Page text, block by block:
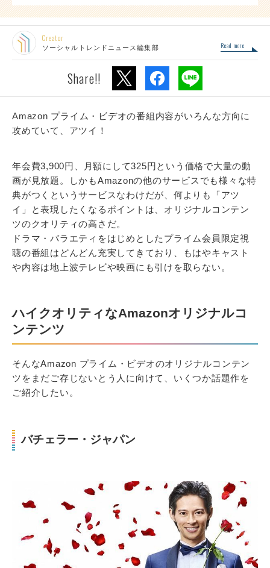
Creator
ソーシャルトレンドニュース編集部 Read more
Share!!
Amazon プライム・ビデオの番組内容がいろんな方向に
攻めていて、アツイ！
年会費3,900円、月額にして325円という価格で大量の動
画が見放題。しかもAmazonの他のサービスでも様々な特
典がつくというサービスなわけだが、何よりも「アツ
イ」と表現したくなるポイントは、オリジナルコンテン
ツのクオリティの高さだ。
ドラマ・バラエティをはじめとしたプライム会員限定視
聴の番組はどんどん充実してきており、もはやキャスト
や内容は地上波テレビや映画にも引けを取らない。
ハイクオリティなAmazonオリジナルコ
ンテンツ
そんなAmazon プライム・ビデオのオリジナルコンテン
ツをまだご存じないとう人に向けて、いくつか話題作を
ご紹介したい。
バチェラー・ジャパン